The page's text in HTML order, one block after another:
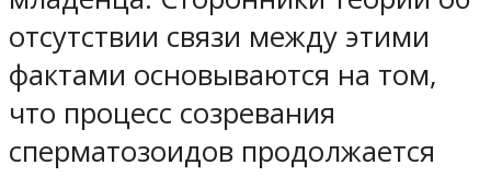
отсутствии связи между этими
фактами основываются на том,
что процесс созревания
сперматозоидов продолжается